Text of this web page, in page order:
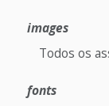
images
Todos os
fonts